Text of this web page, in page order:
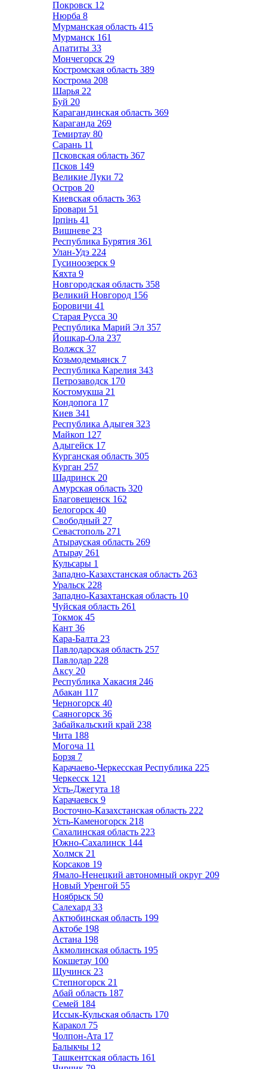
Покровск 12
Нюрба 8
Мурманская область 415
Мурманск 161
Апатиты 33
Мончегорск 29
Костромская область 389
Кострома 208
Шарья 22
Буй 20
Карагандинская область 369
Караганда 269
Темиртау 80
Сарань 11
Псковская область 367
Псков 149
Великие Луки 72
Остров 20
Киевская область 363
Бровари 51
Ірпінь 41
Вишневе 23
Республика Бурятия 361
Улан-Удэ 224
Гусиноозерск 9
Кяхта 9
Новгородская область 358
Великий Новгород 156
Боровичи 41
Старая Русса 30
Республика Марий Эл 357
Йошкар-Ола 237
Волжск 37
Козьмодемьянск 7
Республика Карелия 343
Петрозаводск 170
Костомукша 21
Кондопога 17
Киев 341
Республика Адыгея 323
Майкоп 127
Адыгейск 17
Курганская область 305
Курган 257
Шадринск 20
Амурская область 320
Благовещенск 162
Белогорск 40
Свободный 27
Севастополь 271
Атырауская область 269
Атырау 261
Кульсары 1
Западно-Казахстанская область 263
Уральск 228
Западно-Казахтанская область 10
Чуйская область 261
Токмок 45
Кант 36
Кара-Балта 23
Павлодарская область 257
Павлодар 228
Аксу 20
Республика Хакасия 246
Абакан 117
Черногорск 40
Саяногорск 36
Забайкальский край 238
Чита 188
Могоча 11
Борзя 7
Карачаево-Черкесская Республика 225
Черкесск 121
Усть-Джегута 18
Карачаевск 9
Восточно-Казахстанская область 222
Усть-Каменогорск 218
Сахалинская область 223
Южно-Сахалинск 144
Холмск 21
Корсаков 19
Ямало-Ненецкий автономный округ 209
Новый Уренгой 55
Ноябрьск 50
Салехард 33
Актюбинская область 199
Актобе 198
Астана 198
Акмолинская область 195
Кокшетау 100
Щучинск 23
Степногорск 21
Абай область 187
Семей 184
Иссык-Кульская область 170
Каракол 75
Чолпон-Ата 17
Балыкчы 12
Ташкентская область 161